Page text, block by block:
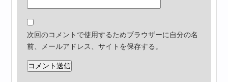
次回のコメントで使用するためブラウザーに自分の名
前、メールアドレス、サイトを保存する。